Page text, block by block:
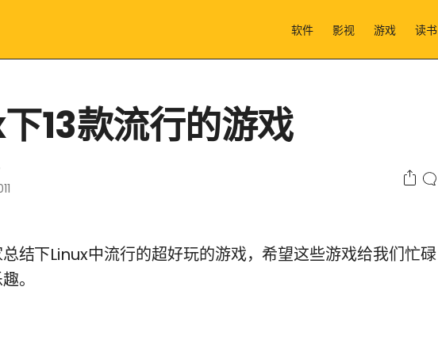
软件 影视 游戏 读书
13款流行的游戏
结下Linux中流行的超好玩的游戏，希望这些游戏给我们忙碌
。